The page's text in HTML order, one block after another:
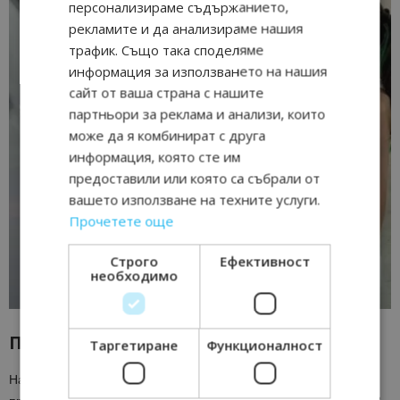
Поглед към бъдещето
Налице е ясна тенденция – все повече хора инвестират в
персонализираме съдържанието,
рекламите и да анализираме нашия
трафик. Също така споделяме
информация за използването на нашия
сайт от ваша страна с нашите
партньори за реклама и анализи, които
може да я комбинират с друга
информация, която сте им
предоставили или която са събрали от
вашето използване на техните услуги.
Прочетете още
Строго
необходимо
Ефективност
Таргетиране Функционалност